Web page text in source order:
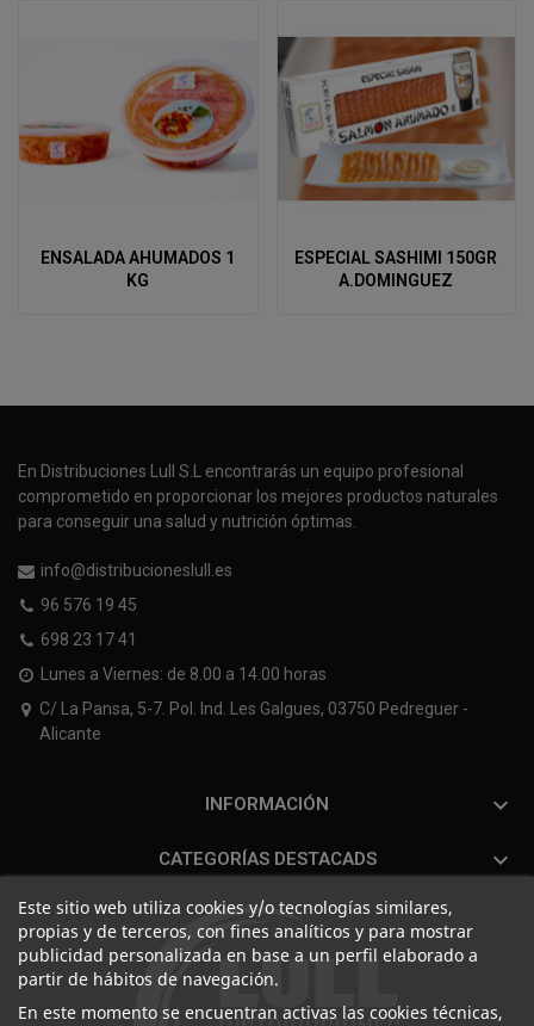
ENSALADA AHUMADOS 1
KG
ESPECIAL SASHIMI 150GR
A.DOMINGUEZ
En Distribuciones Lull S.L encontrarás un equipo profesional
comprometido en proporcionar los mejores productos naturales
para conseguir una salud y nutrición óptimas.
info@distribucioneslull.es
96 576 19 45
698 23 17 41
Lunes a Viernes: de 8.00 a 14.00 horas
C/ La Pansa, 5-7. Pol. Ind. Les Galgues, 03750 Pedreguer -
Alicante
INFORMACIÓN 
CATEGORÍAS DESTACADS 
Este sitio web utiliza cookies y/o tecnologías similares,
propias y de terceros, con fines analíticos y para mostrar
publicidad personalizada en base a un perfil elaborado a
partir de hábitos de navegación.
En este momento se encuentran activas las cookies técnicas,